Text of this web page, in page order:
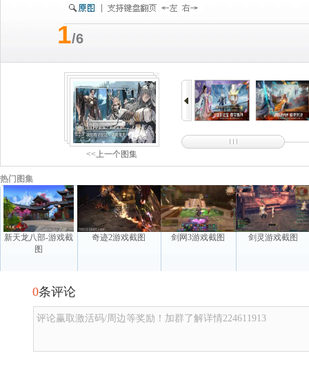
1/6
<<上一个图集
热门图集
新天龙八部-游戏截
图
奇迹2游戏截图 剑网3游戏截图 剑灵游戏截图
0条评论
评论赢取激活码/周边等奖励！加群了解详情224611913